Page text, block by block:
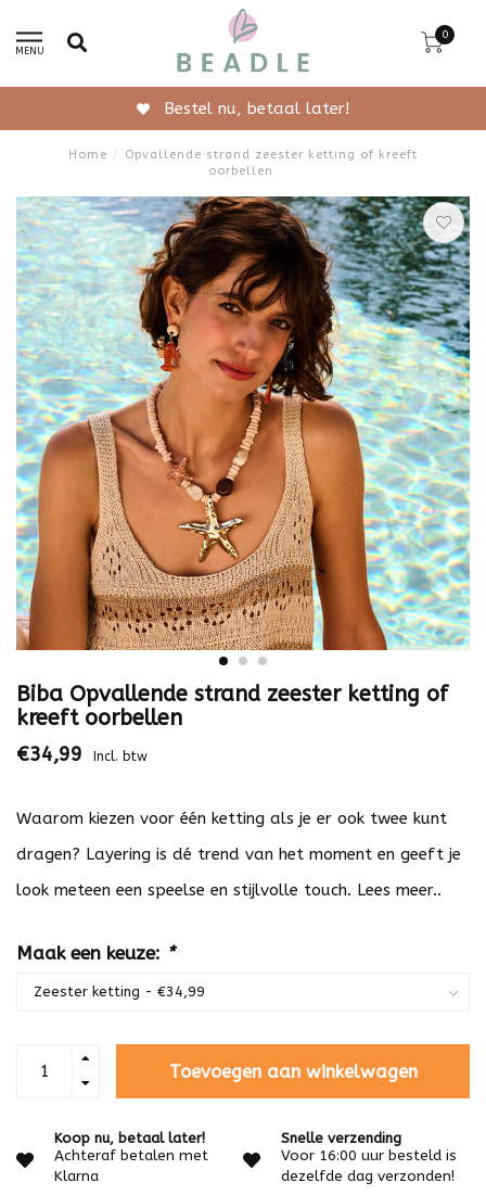
MENU
0
Gratis verzending vanaf 50,-
Home /
Opvallende strand zeester ketting of kreeft
oorbellen
Biba Opvallende strand zeester ketting of
kreeft oorbellen
€34,99 Incl. btw
Waarom kiezen voor één ketting als je er ook twee kunt
dragen? Layering is dé trend van het moment en geeft je
look meteen een speelse en stijlvolle touch. Lees meer..
Maak een keuze: *
Toevoegen aan winkelwagen
Koop nu, betaal later!
Achteraf betalen met
Klarna
Snelle verzending
Voor 16:00 uur besteld is
dezelfde dag verzonden!